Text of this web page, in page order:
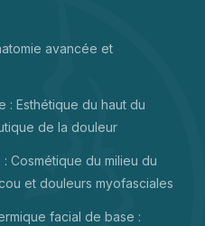
avancée et
: Esthétique du haut du
de la douleur
Cosmétique du milieu du
et douleurs myofasciales
facial de base :